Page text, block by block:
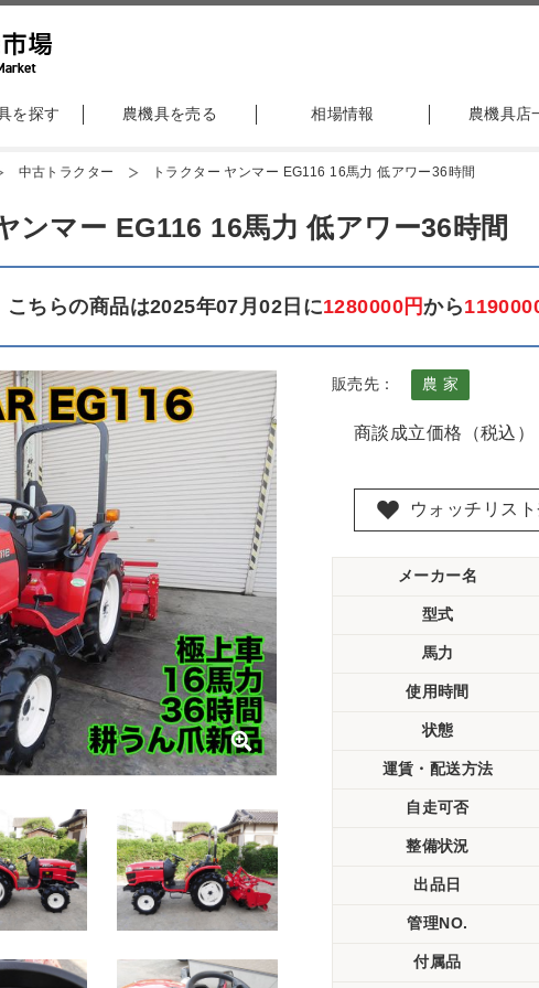
を探す 農機具を売る 相場情報 農機具店
中古トラクター トラクター ヤンマー EG116 16馬力 低アワー36時間
ンマー EG116 16馬力 低アワー36時間
こちらの商品は2025年07月02日に1280000円から
販売先： 農 家
商談成立価格（税込）
ウォッチリス
メーカー名
型式
馬力
使用時間
状態
運賃・配送方法
自走可否
整備状況
出品日
管理NO.
付属品